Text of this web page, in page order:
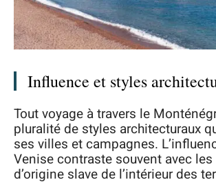
Influence et styles
Tout voyage à travers le
pluralité de styles architecturaux
ses villes et campagnes.
Venise contraste souvent avec
d’origine slave de l’intérieur des